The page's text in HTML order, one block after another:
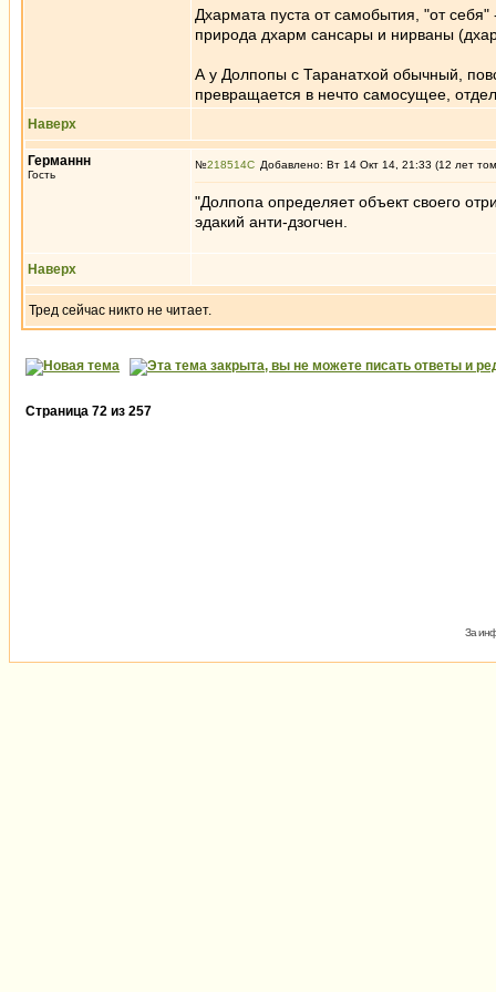
Дхармата пуста от самобытия, "от
природа дхарм сансары и нирваны
А у Долпопы с Таранатхой обычный,
превращается в нечто самосущее,
Наверх
Германнн
Гость
№218514 Добавлено: Вт 14 Окт 14, 21:33 (12 лет
"Долпопа определяет объект своего
эдакий анти-дзогчен.
Наверх
Тред сейчас никто не читает.
Страница 72 из 257
За